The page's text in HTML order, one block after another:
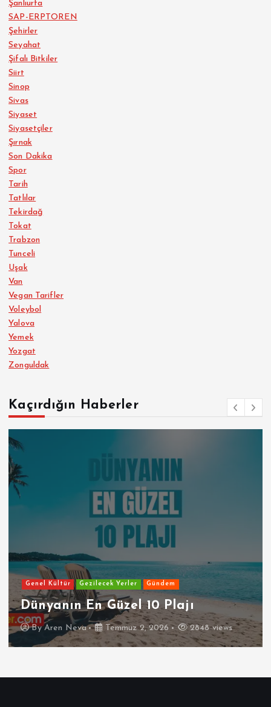
Şanlıurfa
SAP-ERPTOREN
Şehirler
Seyahat
Şifalı Bitkiler
Siirt
Sinop
Sivas
Siyaset
Siyasetçiler
Şırnak
Son Dakika
Spor
Tarih
Tatlılar
Tekirdağ
Tokat
Trabzon
Tunceli
Uşak
Van
Vegan Tarifler
Voleybol
Yalova
Yemek
Yozgat
Zonguldak
Kaçırdığın Haberler
Genel Kültür Gezilecek Yerler Gündem
Dünyanın En Güzel 10 Plajı
ByAren Neva Temmuz 2, 2026 2848 views